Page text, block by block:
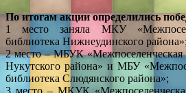
По итогам акции определились
1 место заняла МКУ
библиотека Нижнеудинского района»;
2 место – МБУК «Межпоселенческая
Нукутского района» и МБУ
библиотека Слюдянского района»;
3 место – МКУК